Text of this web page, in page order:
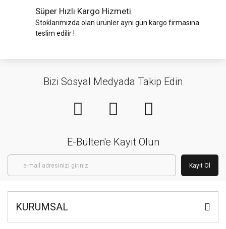
Süper Hızlı Kargo Hizmeti
Stoklarımızda olan ürünler aynı gün kargo firmasına
teslim edilir !
Bizi Sosyal Medyada Takip Edin
E-Bülten'e Kayıt Olun
Kayıt Ol
KURUMSAL